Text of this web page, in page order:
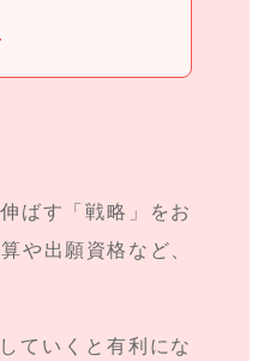
ばす「戦略」をお
や出願資格など、
ていくと有利にな